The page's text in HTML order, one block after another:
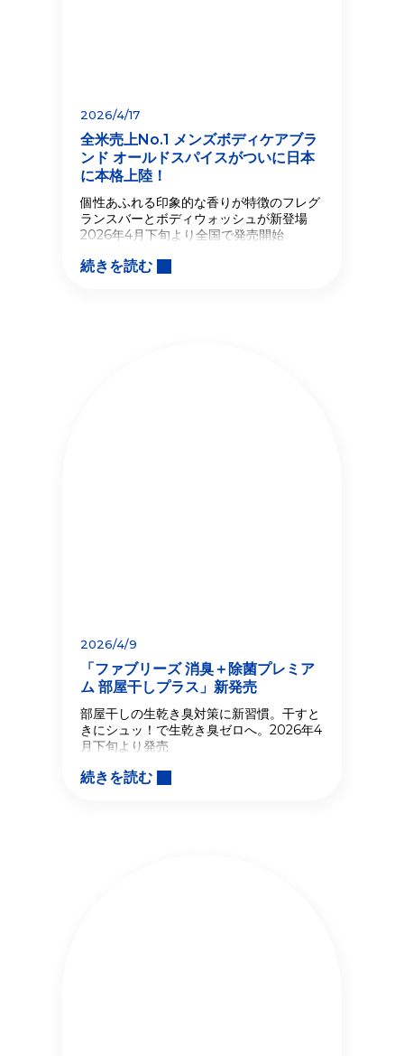
2026/4/17
全米売上No.1 メンズボディケアブラ
ンド オールドスパイスがついに日本
に本格上陸！
個性あふれる印象的な香りが特徴のフレグ
ランスバーとボディウォッシュが新登場
2026年4月下旬より全国で発売開始
続きを読む
2026/4/9
「ファブリーズ 消臭＋除菌プレミア
ム 部屋干しプラス」新発売
部屋干しの生乾き臭対策に新習慣。干すと
きにシュッ！で生乾き臭ゼロへ。2026年4
月下旬より発売
続きを読む